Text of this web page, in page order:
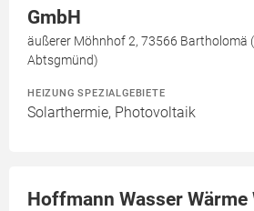
GmbH
äußerer Möhnhof 2, 73566 Bartholomä
Abtsgmünd)
HEIZUNG SPEZIALGEBIETE
Solarthermie, Photovoltaik
Hoffmann Wasser Wärme